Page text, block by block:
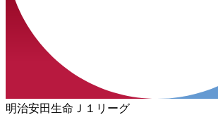
明治安田生命Ｊ１リーグ